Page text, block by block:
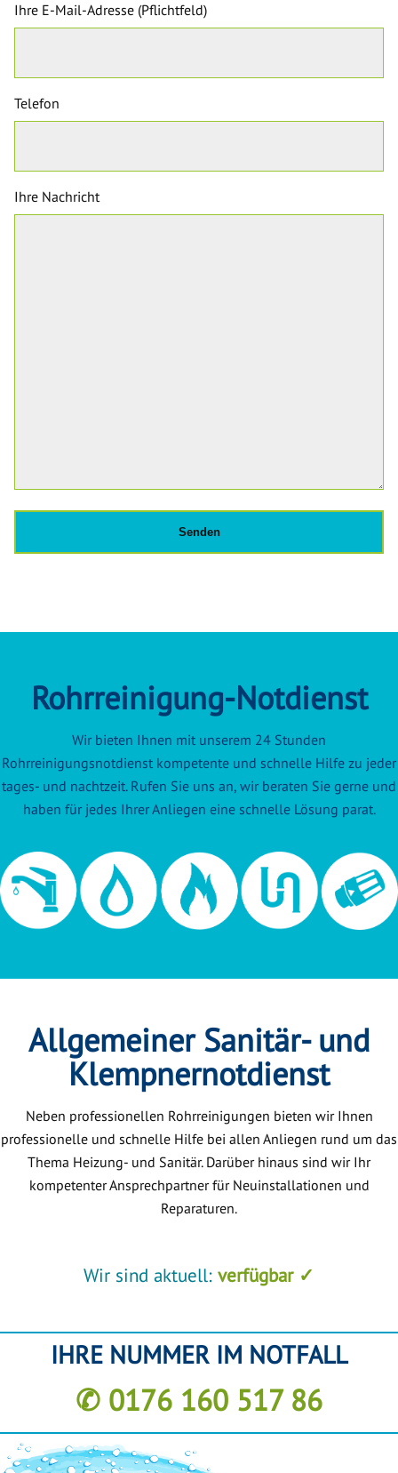
Ihre E-Mail-Adresse (Pflichtfeld)
Telefon
Ihre Nachricht
Rohrreinigung-Notdienst
Wir bieten Ihnen mit unserem 24 Stunden
Rohrreinigungsnotdienst kompetente und schnelle Hilfe zu jeder
tages- und nachtzeit. Rufen Sie uns an, wir beraten Sie gerne und
haben für jedes Ihrer Anliegen eine schnelle Lösung parat.
Allgemeiner Sanitär- und
Klempnernotdienst
Neben professionellen Rohrreinigungen bieten wir Ihnen
professionelle und schnelle Hilfe bei allen Anliegen rund um das
Thema Heizung- und Sanitär. Darüber hinaus sind wir Ihr
kompetenter Ansprechpartner für Neuinstallationen und
Reparaturen.
Wir sind aktuell: verfügbar ✓
IHRE NUMMER IM NOTFALL
✆ 0176 160 517 86